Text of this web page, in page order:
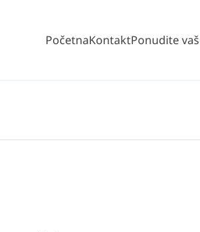
PočetnaKontaktPonudite